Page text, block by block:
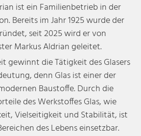
ist ein Familienbetrieb in der
Bereits im Jahr 1925 wurde der
seit 2025 wird er von
Markus Aldrian geleitet.
gewinnt die Tätigkeit des Glasers
denn Glas ist einer der
Baustoffe. Durch die
des Werkstoffes Glas, wie
Vielseitigkeit und Stabilität, ist
des Lebens einsetzbar.